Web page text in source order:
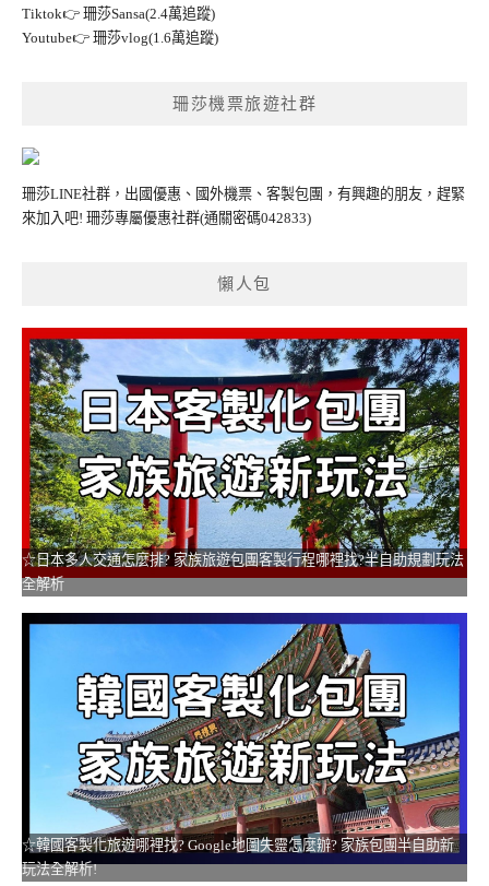
Tiktok👉 珊莎Sansa(2.4萬追蹤)
Youtube👉 珊莎vlog(1.6萬追蹤)
珊莎機票旅遊社群
珊莎LINE社群，出國優惠、國外機票、客製包團，有興趣的朋友，趕緊
來加入吧! 珊莎專屬優惠社群(通關密碼042833)
懶人包
☆日本多人交通怎麼排? 家族旅遊包團客製行程哪裡找?半自助規劃玩法
全解析
☆韓國客製化旅遊哪裡找? Google地圖失靈怎麼辦? 家族包團半自助新
玩法全解析!